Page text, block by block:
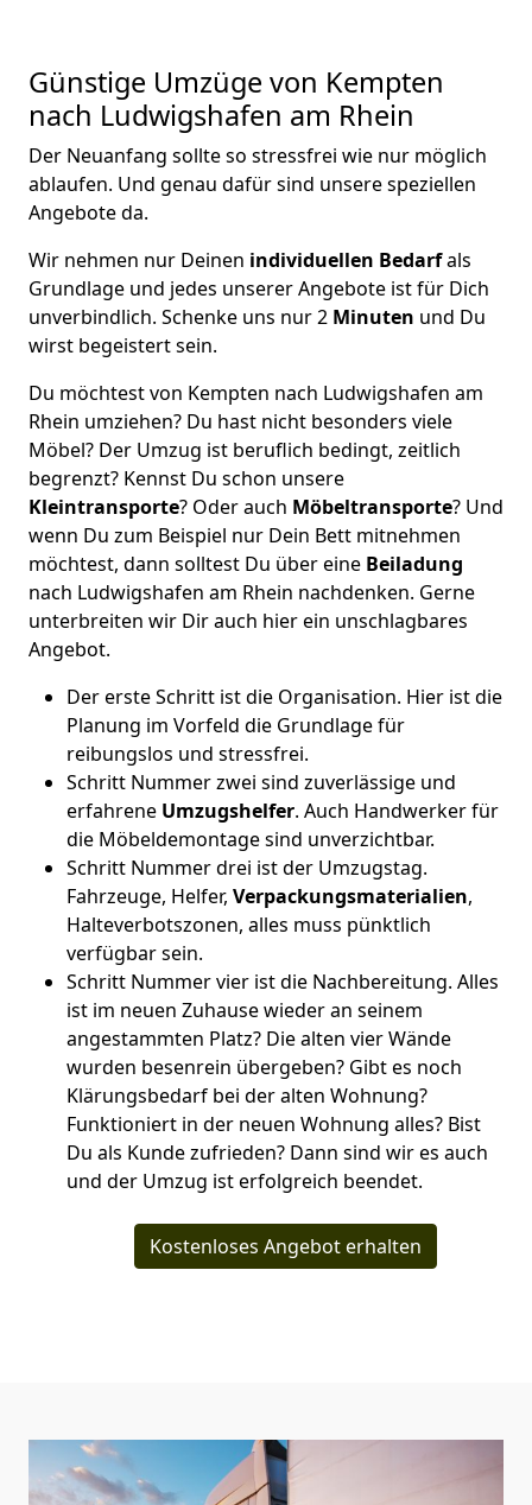
Günstige Umzüge von Kempten
nach Ludwigshafen am Rhein
Der Neuanfang sollte so stressfrei wie nur möglich
ablaufen. Und genau dafür sind unsere speziellen
Angebote da.
Wir nehmen nur Deinen individuellen Bedarfals
Grundlage und jedes unserer Angebote ist für Dich
unverbindlich. Schenke uns nur 2 Minuten und Du
wirst begeistert sein.
Du möchtest von Kempten nach Ludwigshafen am
Rhein umziehen? Du hast nicht besonders viele
Möbel? Der Umzug ist beruflich bedingt, zeitlich
begrenzt? Kennst Du schon unsere
Kleintransporte? Oder auch Möbeltransporte? Und
wenn Du zum Beispiel nur Dein Bett mitnehmen
möchtest, dann solltest Du über eine Beiladung
nach Ludwigshafen am Rhein nachdenken. Gerne
unterbreiten wir Dir auch hier ein unschlagbares
Angebot.
Der erste Schritt ist die Organisation. Hier ist die
Planung im Vorfeld die Grundlage für
reibungslos und stressfrei.
Schritt Nummer zwei sind zuverlässige und
erfahrene Umzugshelfer. Auch Handwerker für
die Möbeldemontage sind unverzichtbar.
Schritt Nummer drei ist der Umzugstag.
Fahrzeuge, Helfer, Verpackungsmaterialien,
Halteverbotszonen, alles muss pünktlich
verfügbar sein.
Schritt Nummer vier ist die Nachbereitung. Alles
ist im neuen Zuhause wieder an seinem
angestammten Platz? Die alten vier Wände
wurden besenrein übergeben? Gibt es noch
Klärungsbedarf bei der alten Wohnung?
Funktioniert in der neuen Wohnung alles? Bist
Du als Kunde zufrieden? Dann sind wir es auch
und der Umzug ist erfolgreich beendet.
Kostenloses Angebot erhalten